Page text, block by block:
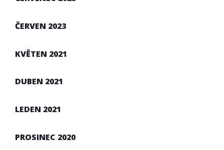
ČERVEN 2023
KVĚTEN 2021
DUBEN 2021
LEDEN 2021
PROSINEC 2020